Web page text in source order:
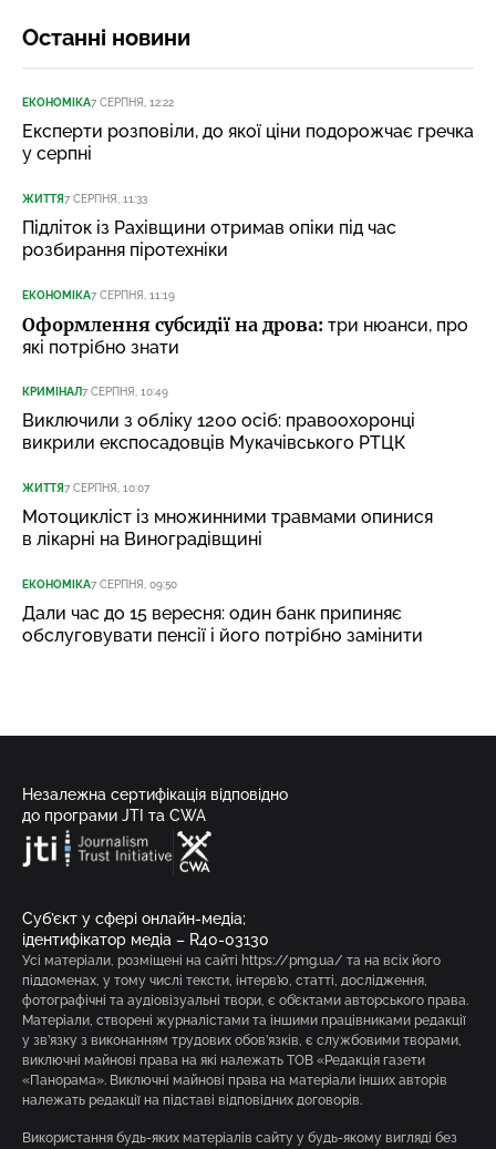
Останні новини
ЕКОНОМІКА7 СЕРПНЯ, 12:22
Експерти розповіли, до якої ціни подорожчає гречка
у серпні
ЖИТТЯ7 СЕРПНЯ, 11:33
Підліток із Рахівщини отримав опіки під час
розбирання піротехніки
ЕКОНОМІКА7 СЕРПНЯ, 11:19
Оформлення субсидії на дрова: три нюанси, про
які потрібно знати
КРИМІНАЛ7 СЕРПНЯ, 10:49
Виключили з обліку 1200 осіб: правоохоронці
викрили експосадовців Мукачівського РТЦК
ЖИТТЯ7 СЕРПНЯ, 10:07
Мотоцикліст із множинними травмами опинися
в лікарні на Виноградівщині
ЕКОНОМІКА7 СЕРПНЯ, 09:50
Дали час до 15 вересня: один банк припиняє
обслуговувати пенсії і його потрібно замінити
Незалежна сертифікація відповідно
до програми JTI та CWA
Суб’єкт у сфері онлайн-медіа;
ідентифікатор медіа – R40-03130
Усі матеріали, розміщені на сайті https://pmg.ua/ та на всіх його
піддоменах, у тому числі тексти, інтерв’ю, статті, дослідження,
фотографічні та аудіовізуальні твори, є об’єктами авторського права.
Матеріали, створені журналістами та іншими працівниками редакції
у зв’язку з виконанням трудових обов’язків, є службовими творами,
виключні майнові права на які належать ТОВ «Редакція газети
«Панорама». Виключні майнові права на матеріали інших авторів
належать редакції на підставі відповідних договорів.
Використання будь-яких матеріалів сайту у будь-якому вигляді без